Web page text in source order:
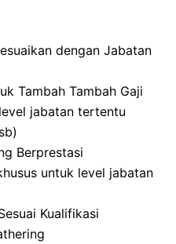
dengan Jabatan
Tambah Tambah Gaji
jabatan tertentu
Berprestasi
untuk level jabatan
Kualifikasi